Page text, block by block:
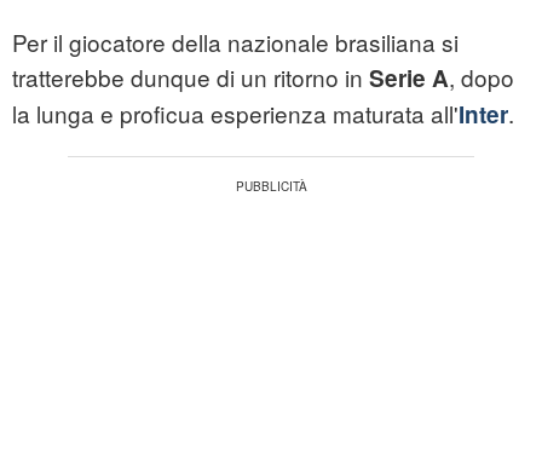
Per il giocatore della nazionale brasiliana si
tratterebbe dunque di un ritorno in Serie A, dopo
la lunga e proficua esperienza maturata all'Inter.